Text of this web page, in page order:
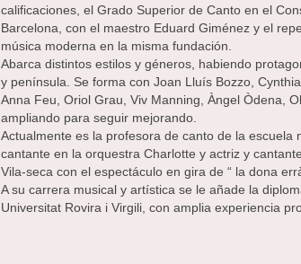
calificaciones, el Grado Superior de Canto en el
Barcelona, con el maestro Eduard Giménez y el
música moderna en la misma fundación.
Abarca distintos estilos y géneros, habiendo
y península. Se forma con Joan Lluís Bozzo,
Anna Feu, Oriol Grau, Viv Manning, Àngel Òdena,
ampliando para seguir mejorando.
Actualmente es la profesora de canto de la escuela
cantante en la orquestra Charlotte y actriz y
Vila-seca con el espectáculo en gira de “ la dona
A su carrera musical y artística se le añade la
Universitat Rovira i Virgili, con amplia experiencia